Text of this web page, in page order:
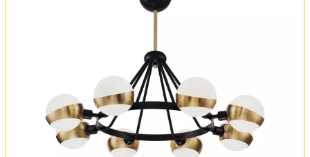
Обмен и возврат
Установка
FAQ